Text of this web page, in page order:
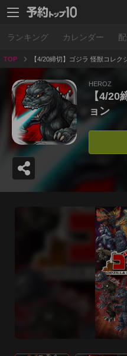
ランキング カレンダー
TOP 【4/20締切】ゴジラ 怪獣コレク
HEROZ
【4/
ョン